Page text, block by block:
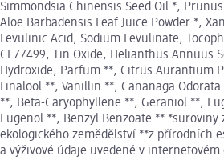
Simmondsia Chinensis Seed Oil *,
Aloe Barbadensis Leaf Juice Powder *,
Levulinic Acid, Sodium Levulinate,
CI 77499, Tin Oxide, Helianthus Annuus
Hydroxide, Parfum **, Citrus Aurantium
Linalool **, Vanillin **, Cananaga
**, Beta-Caryophyllene **, Geraniol **,
Eugenol **, Benzyl Benzoate ** *suroviny
ekologického zemědělství **z přírodních
a výživové údaje uvedené v internetovém